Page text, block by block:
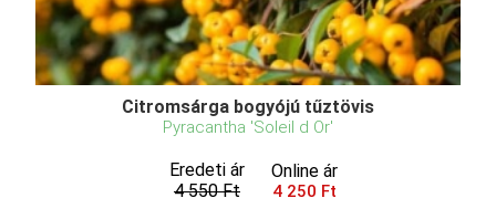
Citromsárga bogyójú tűztövis
Pyracantha 'Soleil d Or'
Eredeti ár
4 550 Ft
Online ár
4 250 Ft